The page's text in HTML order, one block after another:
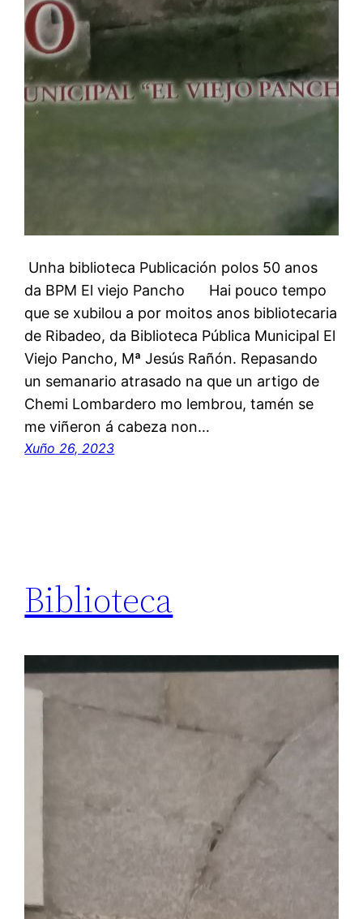
Unha biblioteca Publicación polos 50 anos
da BPM El viejo Pancho Hai pouco tempo
que se xubilou a por moitos anos bibliotecaria
de Ribadeo, da Biblioteca Pública Municipal El
Viejo Pancho, Mª Jesús Rañón. Repasando
un semanario atrasado na que un artigo de
Chemi Lombardero mo lembrou, tamén se
me viñeron á cabeza non…
Xuño 26, 2023
Biblioteca